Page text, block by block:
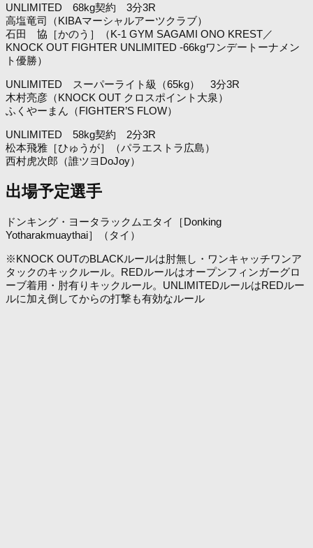
UNLIMITED 68kg契約 3分3R
高塩竜司（KIBAマーシャルアーツクラブ）
石田 協［かのう］（K-1 GYM SAGAMI ONO KREST／
KNOCK OUT FIGHTER UNLIMITED -66kgワンデートーナメン
ト優勝）
UNLIMITED スーパーライト級（65kg） 3分3R
木村亮彦（KNOCK OUT クロスポイント大泉）
ふくやーまん（FIGHTER’S FLOW）
UNLIMITED 58kg契約 2分3R
松本飛雅［ひゅうが］（パラエストラ広島）
西村虎次郎（誰ツヨDoJoy）
出場予定選手
ドンキング・ヨータラックムエタイ［Donking
Yotharakmuaythai］（タイ）
※KNOCK OUTのBLACKルールは肘無し・ワンキャッチワンア
タックのキックルール。REDルールはオープンフィンガーグロ
ーブ着用・肘有りキックルール。UNLIMITEDルールはREDルー
ルに加え倒してからの打撃も有効なルール